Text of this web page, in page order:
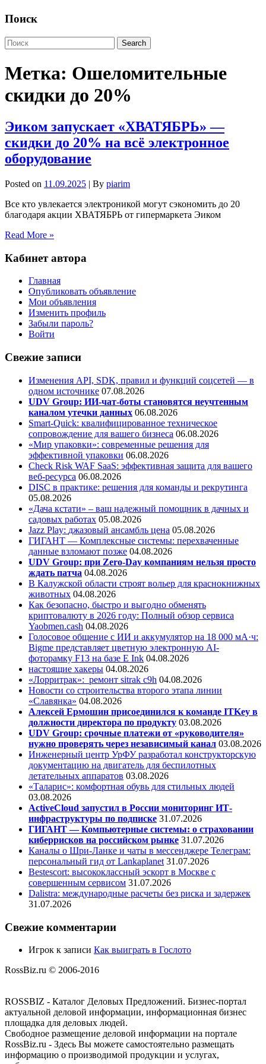
Поиск
Метка: Ошеломительные
скидки до 20%
Эиком запускает «ХВАТЯБРЬ» —
скидки до 20% на всё электронное
оборудование
Posted on 11.09.2025 | By piarim
Все кто увлекается электроникой могут сэкономить до 20
благодаря акции ХВАТЯБРЬ от гипермаркета Эиком
Read More »
Кабинет автора
Главная
Опубликовать объявление
Мои объявления
Изменить профиль
Забыли пароль?
Войти
Свежие записи
Изменения API, SDK, правил и функций соцсетей — в
одном источнике 07.08.2026
UDV Group: ИИ-чат-боты становятся неучтенным
каналом утечки данных 06.08.2026
Smart-Quick: квалифицированное техническое
сопровождение для вашего бизнеса 06.08.2026
«Мир упаковки»: современные решения для
эффективной упаковки 06.08.2026
Check Risk WAF SaaS: эффективная защита для вашего
веб-ресурса 06.08.2026
DISC в практике: решения для команды и рекрутинга
05.08.2026
«Дача кстати» – ваш надежный помощник в дачных и
садовых работах 05.08.2026
Jazz Play: джазовый ансамбль цена 05.08.2026
ГИГАНТ — Комплексные системы: перехваченные
данные взломают позже 04.08.2026
UDV Group: при Zero-Day компаниям нельзя просто
ждать патча 04.08.2026
В Калужской области строят вольер для краснокнижных
животных 04.08.2026
Как безопасно, быстро и выгодно обменять
криптовалюту в 2026 году: Полный обзор сервиса
Yaobmen.cash 04.08.2026
Голосовое общение с ИИ и аккумулятор на 18 000 мА·ч:
Bigme представляет цветную электронную AI-
фоторамку F13 на базе E Ink 04.08.2026
настоящие хакеры 04.08.2026
«Лорритрак»: ремонт sitrak c9h 04.08.2026
Новости со строительства второго этапа линии
«Славянка» 04.08.2026
Алексей Ермошин присоединился к команде ITKey в
должности директора по продукту 03.08.2026
UDV Group: срочные платежи от «руководителя»
нужно проверять через независимый канал 03.08.2026
Инженерный центр УрФУ разработал конструкторскую
документацию на двигатель для беспилотных
летательных аппаратов 03.08.2026
«Таларис»: комфортная обувь для стильных людей
03.08.2026
ActiveCloud запустил в России мониторинг ИТ-
инфраструктуры по подписке 31.07.2026
ГИГАНТ — Компьютерные системы: о страховании
киберрисков на российском рынке 31.07.2026
Каналы о Шри-Ланке и чаты в мессенджере Телеграм:
персональный гид от Lankaplanet 31.07.2026
Bestescort: высококлассный эскорт в Москве с
совершенным сервисом 31.07.2026
Dalistra: международные расчеты без риска и задержек
31.07.2026
Свежие комментарии
Игрок к записи Как выиграть в Гослото
RossBiz.ru © 2006-2016
ROSSBIZ - Каталог Деловых Предложений. Бизнес-портал
актуальной деловой информации, информационная бизнес
площадка для деловых людей.
Свободное размещение деловой информации на портале
RossBiz.ru - Здесь Вы можете самостоятельно размещать
информацию о производимой продукции и услугах,